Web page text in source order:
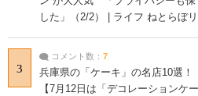
した」（2/2） | ライフ ねとらぼ
3
コメント数： 7
兵庫県の「ケーキ」の名店10選
【7月12日は「デコレーションケ